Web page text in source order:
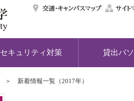
セキュリティ対策 貸出パ
新着情報一覧（2017年）